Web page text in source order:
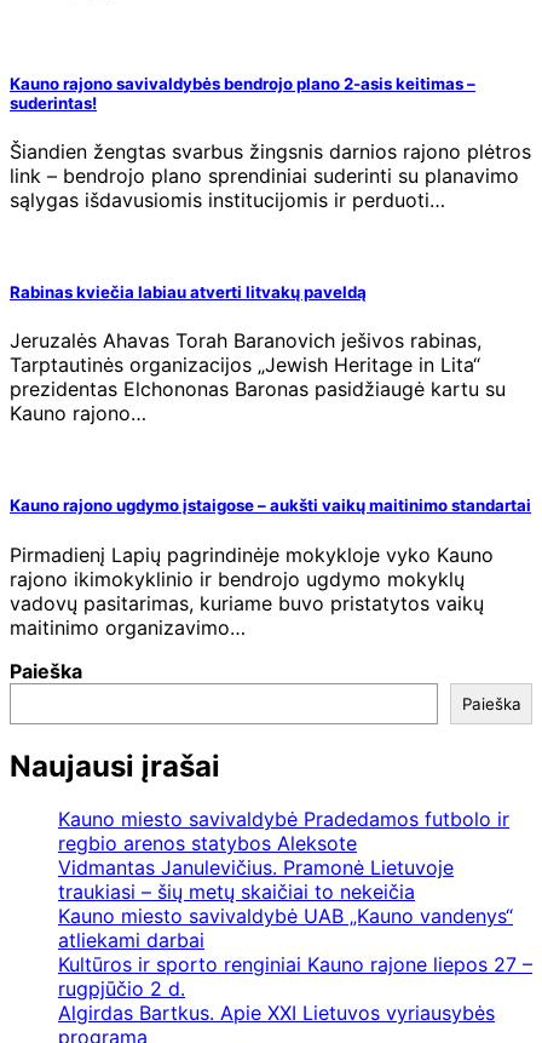
Kauno rajono savivaldybės bendrojo plano 2-asis keitimas –
suderintas!
Šiandien žengtas svarbus žingsnis darnios rajono plėtros
link – bendrojo plano sprendiniai suderinti su planavimo
sąlygas išdavusiomis institucijomis ir perduoti…
Rabinas kviečia labiau atverti litvakų paveldą
Jeruzalės Ahavas Torah Baranovich ješivos rabinas,
Tarptautinės organizacijos „Jewish Heritage in Lita“
prezidentas Elchononas Baronas pasidžiaugė kartu su
Kauno rajono…
Kauno rajono ugdymo įstaigose – aukšti vaikų maitinimo standartai
Pirmadienį Lapių pagrindinėje mokykloje vyko Kauno
rajono ikimokyklinio ir bendrojo ugdymo mokyklų
vadovų pasitarimas, kuriame buvo pristatytos vaikų
maitinimo organizavimo…
Paieška
Paieška
Naujausi įrašai
Kauno miesto savivaldybė Pradedamos futbolo ir
regbio arenos statybos Aleksote
Vidmantas Janulevičius. Pramonė Lietuvoje
traukiasi – šių metų skaičiai to nekeičia
Kauno miesto savivaldybė UAB „Kauno vandenys“
atliekami darbai
Kultūros ir sporto renginiai Kauno rajone liepos 27 –
rugpjūčio 2 d.
Algirdas Bartkus. Apie XXI Lietuvos vyriausybės
programą